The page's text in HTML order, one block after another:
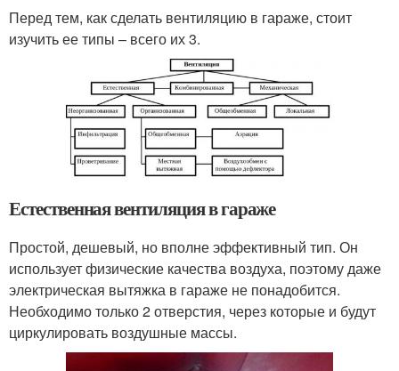
Перед тем, как сделать вентиляцию в гараже, стоит
изучить ее типы – всего их 3.
Естественная вентиляция в гараже
Простой, дешевый, но вполне эффективный тип. Он
использует физические качества воздуха, поэтому даже
электрическая вытяжка в гараже не понадобится.
Необходимо только 2 отверстия, через которые и будут
циркулировать воздушные массы.